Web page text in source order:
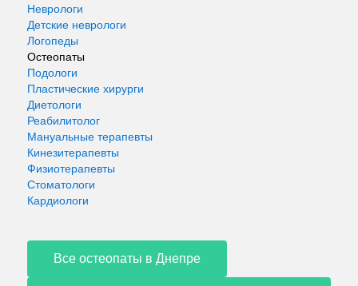
Неврологи
Детские неврологи
Логопеды
Остеопаты
Подологи
Пластические хирурги
Диетологи
Реабилитолог
Мануальные терапевты
Кинезитерапевты
Физиотерапевты
Стоматологи
Кардиологи
Все остеопаты в Днепре